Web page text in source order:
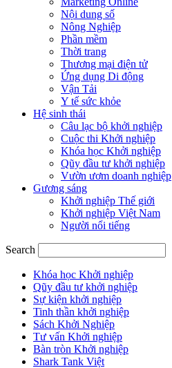
Nội dung số
Nông Nghiệp
Phần mềm
Thời trang
Thương mại điện tử
Ứng dụng Di động
Vận Tải
Y tế sức khỏe
Hệ sinh thái
Câu lạc bộ khởi nghiệp
Cuộc thi Khởi nghiệp
Khóa học Khởi nghiệp
Qũy đầu tư khởi nghiệp
Vườn ươm doanh nghiệp
Gương sáng
Khởi nghiệp Thế giới
Khởi nghiệp Việt Nam
Người nổi tiếng
Search
Khóa học Khởi nghiệp
Qũy đầu tư khởi nghiệp
Sự kiện khởi nghiệp
Tinh thần khởi nghiệp
Sách Khởi Nghiệp
Tư vấn Khởi nghiệp
Bàn tròn Khởi nghiệp
Shark Tank Việt